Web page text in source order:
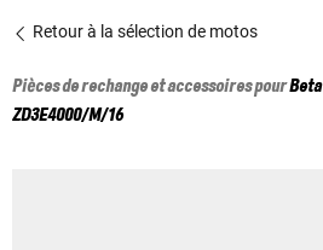
Retour à la sélection de motos
Pièces de rechange et accessoires pourBeta
ZD3E4000/M/16